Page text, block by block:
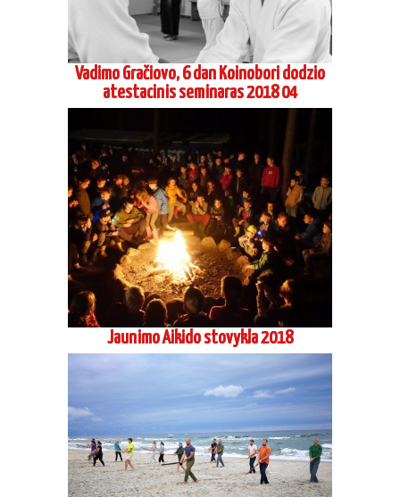
Vadimo Gračiovo, 6 dan Koinobori dodzio
atestacinis seminaras 2018 04
Jaunimo Aikido stovykla 2018